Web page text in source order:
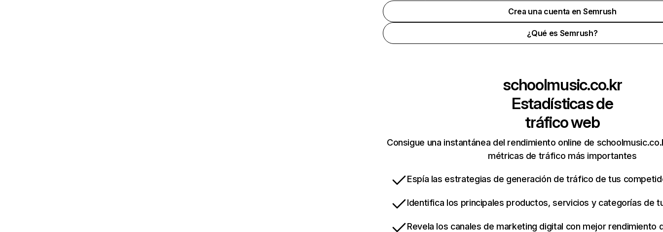
Crea una cuenta en Semrush
¿Qué es Semrush?
schoolmusic.co.kr
Estadísticas de
tráfico web
Consigue una instantánea del rendimiento online de
métricas de tráfico más importantes
Espía las estrategias de generación de tráfico de tus
Identifica los principales productos, servicios y categorías de
Revela los canales de marketing digital con mejor rendimiento